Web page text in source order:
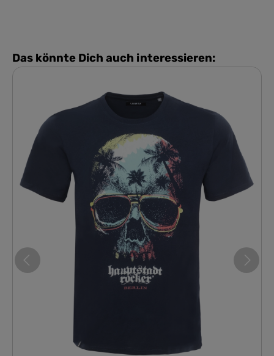
Das könnte Dich auch interessieren: